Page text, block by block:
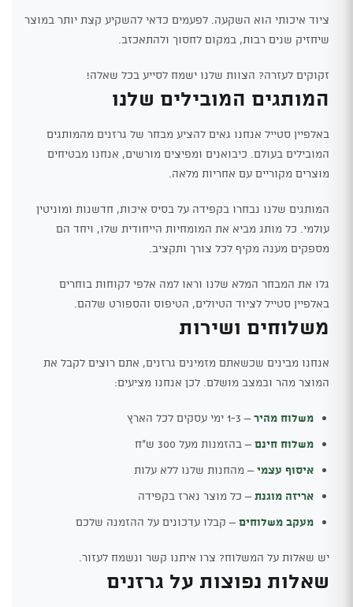
ציוד איכותי הוא השקעה. לפעמים כדאי להשקיע קצת יותר במוצר
שיחזיק שנים רבות, במקום לחסוך ולהתאכזב.
זקוקים לעזרה? הצוות שלנו ישמח לסייע בכל שאלה!
המותגים המובילים שלנו
באלפיין סטייל אנחנו גאים להציע מבחר של גרזנים מהמותגים
המובילים בעולם. כיבואנים ומפיצים מורשים, אנחנו מבטיחים
מוצרים מקוריים עם אחריות מלאה.
המותגים שלנו נבחרו בקפידה על בסיס איכות, חדשנות ומוניטין
עולמי. כל מותג מביא את המומחיות הייחודית שלו, ויחד הם
מספקים מענה מקיף לכל צורך ותקציב.
גלו את המבחר המלא שלנו וראו למה אלפי לקוחות בוחרים
באלפיין סטייל לציוד הטיולים, הטיפוס והספורט שלהם.
משלוחים ושירות
אנחנו מבינים שכשאתם מזמינים גרזנים, אתם רוצים לקבל את
המוצר מהר ובמצב מושלם. לכן אנחנו מציעים:
משלוח מהיר– 1-3 ימי עסקים לכל הארץ
משלוח חינם– בהזמנות מעל 300 ש"ח
איסוף עצמי– מהחנות שלנו ללא עלות
אריזה מוגנת– כל מוצר נארז בקפידה
מעקב משלוחים– קבלו עדכונים על ההזמנה שלכם
יש שאלות על המשלוח? צרו איתנו קשר ונשמח לעזור.
שאלות נפוצות על גרזנים